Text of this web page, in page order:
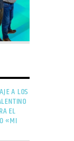
A LOS
EL
«MI